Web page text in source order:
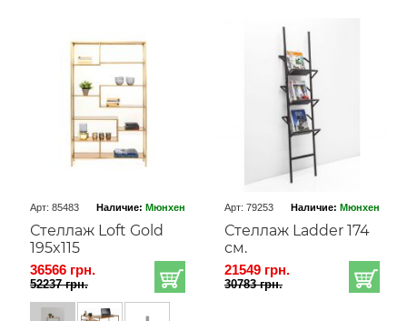
Арт: 85483 Наличие: Мюнхен
Стеллаж Loft Gold
195x115
36566 грн.
52237 грн.
Арт: 79253 Наличие: Мюнхен
Стеллаж Ladder 174
см.
21549 грн.
30783 грн.